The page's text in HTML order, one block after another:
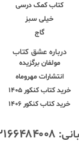
کتاب کمک درسی
خیلی سبز
گاج
درباره عشق کتاب
مولفان برگزیده
انتشارات مهروماه
خرید کتاب کنکور 1405
خرید کتاب کنکور 1406